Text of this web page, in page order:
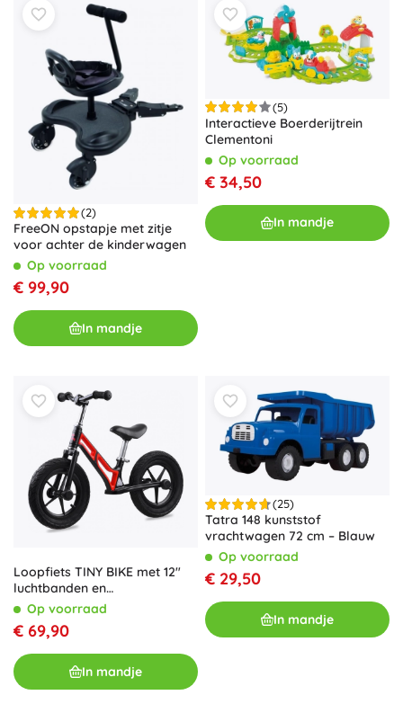
(2)
FreeON opstapje met zitje
voor achter de kinderwagen
Op voorraad
€ 99,90
In mandje
(5)
Interactieve Boerderijtrein
Clementoni
Op voorraad
€ 34,50
In mandje
Loopfiets TINY BIKE met 12"
luchtbanden en
magnesiummark – Rood
Op voorraad
€ 69,90
In mandje
(25)
Tatra 148 kunststof
vrachtwagen 72 cm – Blauw
Op voorraad
€ 29,50
In mandje